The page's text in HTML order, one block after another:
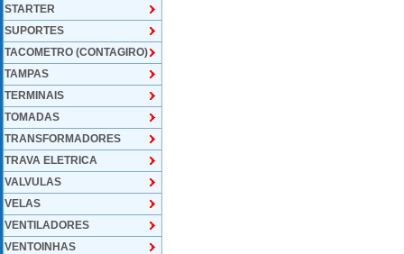
STARTER
SUPORTES
TACOMETRO (CONTAGIRO)
TAMPAS
TERMINAIS
TOMADAS
TRANSFORMADORES
TRAVA ELETRICA
VALVULAS
VELAS
VENTILADORES
VENTOINHAS